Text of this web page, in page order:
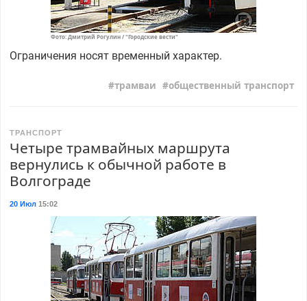
Фото: Дмитрий Рогулин / "Городские вести"
Ограничения носят временный характер.
трамваи общественный транспорт
ТРАНСПОРТ
Четыре трамвайных маршрута
вернулись к обычной работе в
Волгограде
20 Июл15:02